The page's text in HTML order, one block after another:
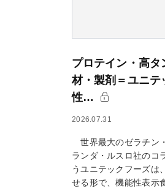
プロテイン・高タ
材・製剤＝ユニ
性…
2026.07.31
世界最大のゼラチン
ランダ・ルスロ社のコ
うユニテックフーズは
せる形で、機能性表示